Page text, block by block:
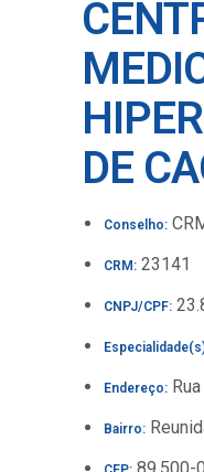
DE
Conselho:
CRM: 23141
CNPJ/CPF:
Endereço:
Bairro: